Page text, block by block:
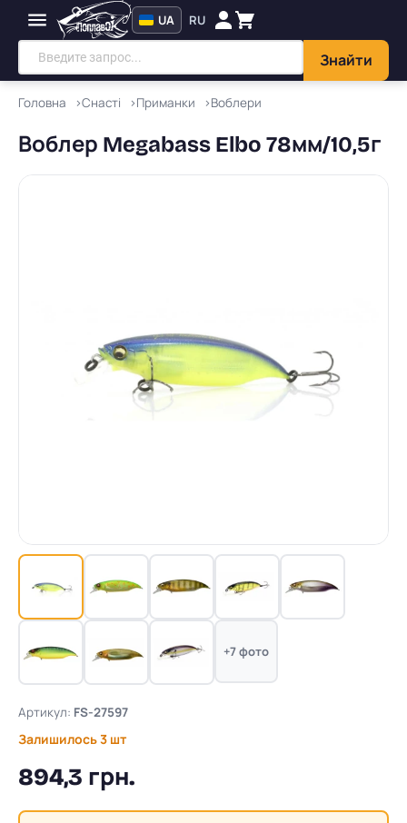
Знайти
UA RU
Головна Снасті Приманки Воблери
Воблер Megabass Elbo 78мм/10,5г
+7 фото
Артикул: FS-27597
Залишилось 3 шт
894,3 грн.